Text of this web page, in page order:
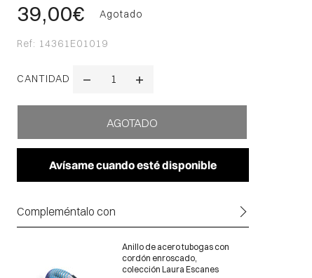
39,00€
Agotado
Ref: 14361E01019
CANTIDAD
Avísame cuando esté disponible
Compleméntalo con
Anillo de acero tubogas con
cordón enroscado,
colección Laura Escanes